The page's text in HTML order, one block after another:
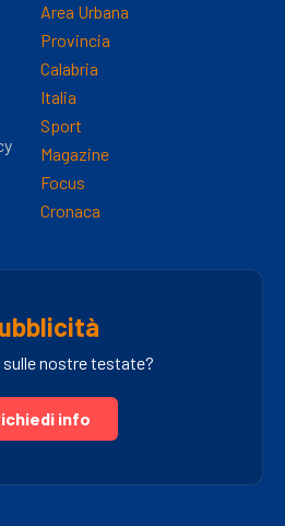
Area Urbana
Provincia
Calabria
Italia
Sport
Magazine
Focus
Cronaca
nostre testate?
info